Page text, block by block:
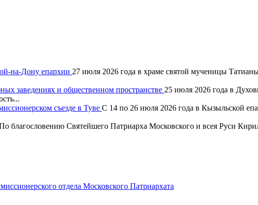
на-Дону епархии 27 июля 2026 года в храме святой мученицы
заведениях и общественном пространстве 25 июля 2026 года в
съезде в Туве С 14 по 26 июля 2026 года в Кызыльской
благословению Святейшего Патриарха Московского и всея Руси
отдела Московского Патриархата